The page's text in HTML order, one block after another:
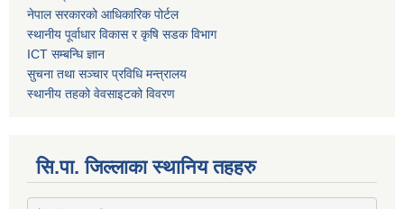
नेपाल सरकारको आधिकारिक पोर्टल
स्थानीय पूर्वाधार विकास र कृषि सडक विभाग
ICT सम्बन्धि ज्ञान
सुचना तथा सञ्चार प्रविधि मन्त्रालय
स्थानीय तहको वेवसाइटको विवरण
सि.पा. जिल्लाका स्थानिय तहहरु